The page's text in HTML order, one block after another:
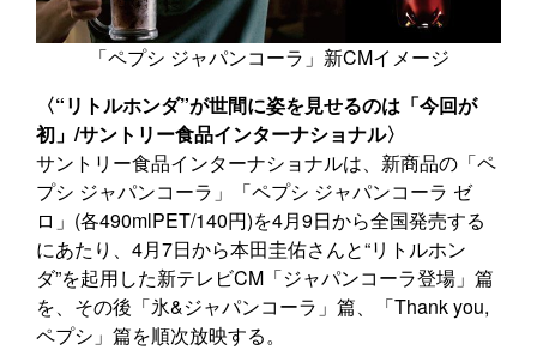
「ペプシ ジャパンコーラ」新CMイメージ
〈“リトルホンダ”が世間に姿を見せるのは「今回が
初」/サントリー食品インターナショナル〉
サントリー食品インターナショナルは、新商品の「ペ
プシ ジャパンコーラ」「ペプシ ジャパンコーラ ゼ
ロ」(各490mlPET/140円)を4月9日から全国発売する
にあたり、4月7日から本田圭佑さんと“リトルホン
ダ”を起用した新テレビCM「ジャパンコーラ登場」篇
を、その後「氷&ジャパンコーラ」篇、「Thank you,
ペプシ」篇を順次放映する。